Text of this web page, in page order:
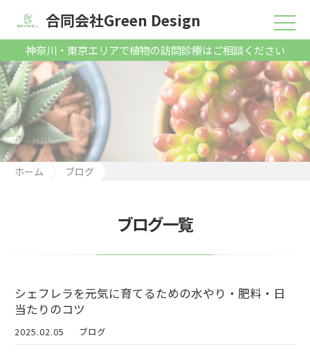
神奈川・東京エリアで植物の訪問診療はご相談ください
合同会社Green Design
ホーム
ブログ
ブログ一覧
シェフレラを元気に育てるための水やり・肥料・日
当たりのコツ
2025.02.05 ブログ